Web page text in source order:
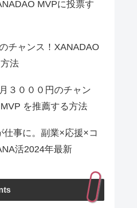
MVPに投票す
チャンス！XANADAO
法
３０００円のチャン
を推薦する方法
仕事に。副業×応援×コ
活2024年最新